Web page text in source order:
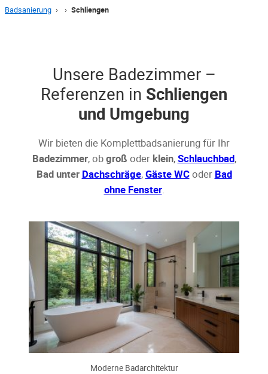
Badsanierung › › Schliengen
Unsere Badezimmer –
Referenzen in Schliengen
und Umgebung
Wir bieten die Komplettbadsanierung für Ihr
Badezimmer, obgroß oder klein,Schlauchbad,
Bad unter Dachschräge,Gäste WCoder Bad
ohne Fenster.
Moderne Badarchitektur